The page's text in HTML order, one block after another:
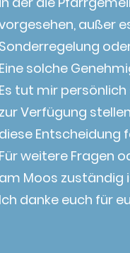
außer
Sonderregelung
Eine solche
Es tut mir
zur Verfügung
diese Entscheidung
Für weitere Fragen
am Moos zuständig
Ich danke euch für